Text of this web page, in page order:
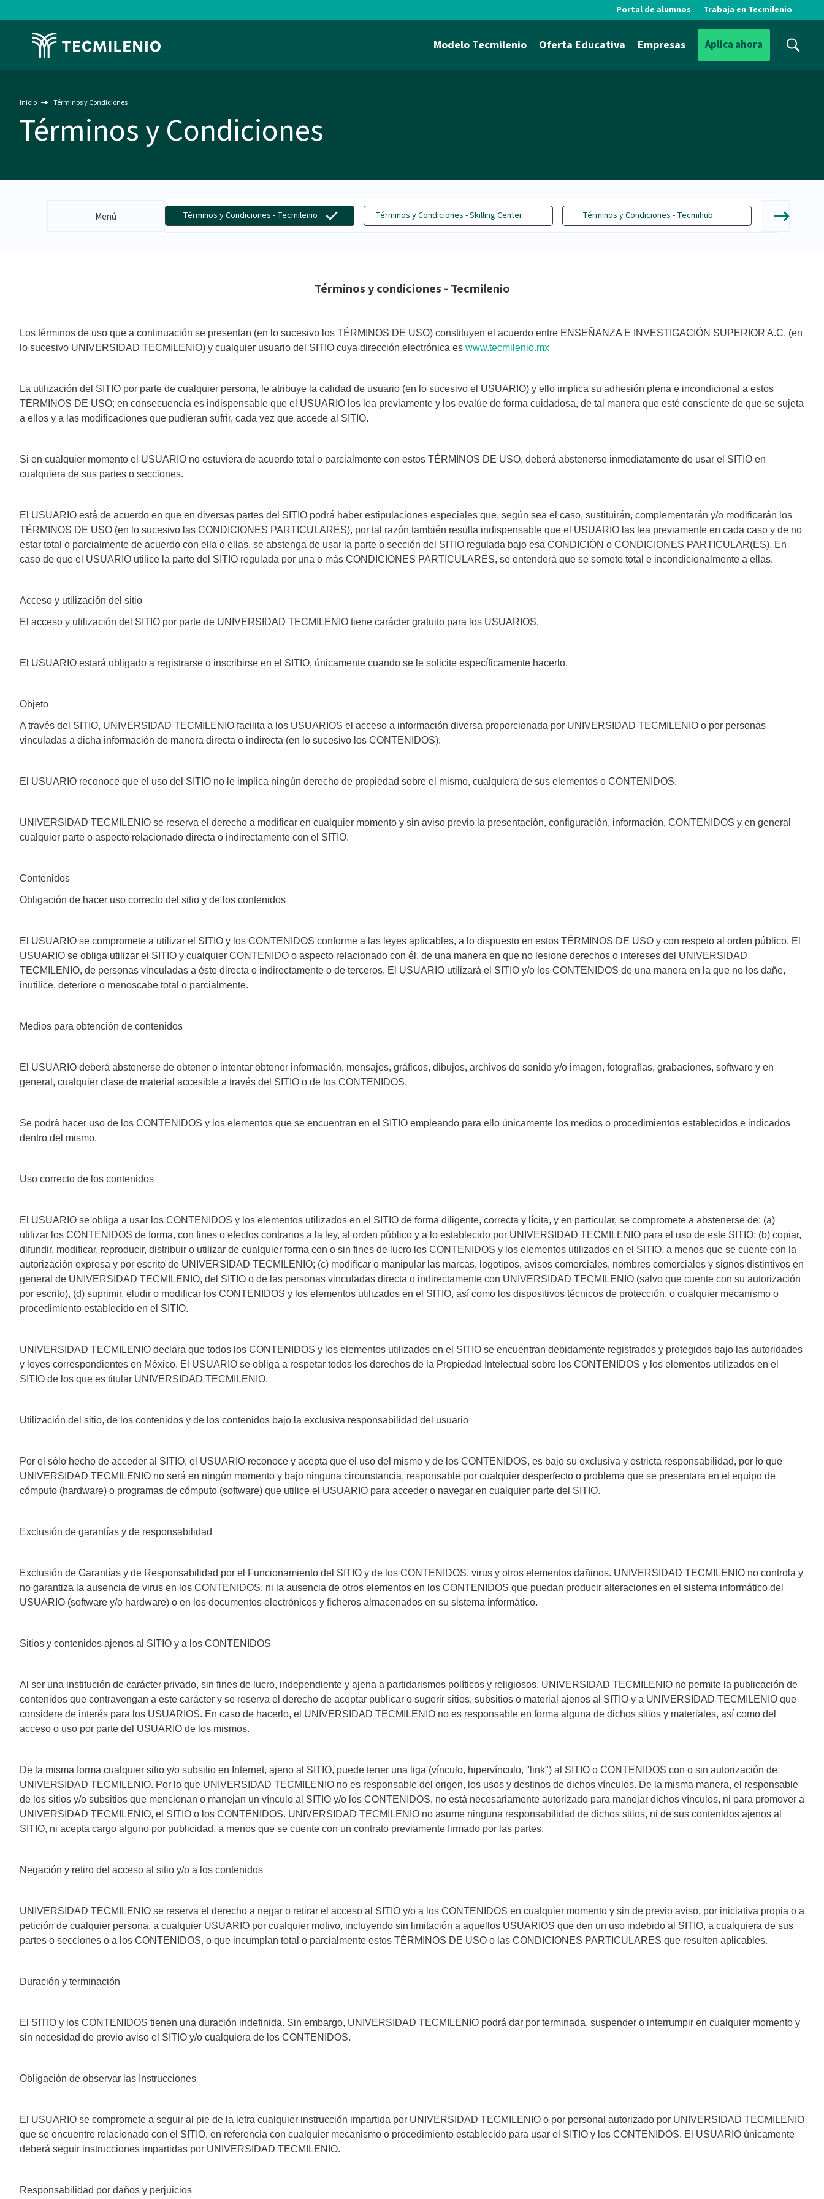
al
contenido
Portal de alumnos Trabaja en Tecmilenio
Image Modelo Tecmilenio Oferta Educativa Empresas Aplica ahora
Inicio Términos y Condiciones
Términos y Condiciones
Menú Términos y Condiciones - Tecmilenio Términos y Condiciones - Skilling Center Términos y Condiciones - Tecmihub
Términos y condiciones - Tecmilenio
Los términos de uso que a continuación se presentan (en lo sucesivo los TÉRMINOS DE USO) constituyen el acuerdo entre ENSEÑANZA E INVESTIGACIÓN SUPERIOR A.C. (en
lo sucesivo UNIVERSIDAD TECMILENIO) y cualquier usuario del SITIO cuya dirección electrónica es www.tecmilenio.mx
La utilización del SITIO por parte de cualquier persona, le atribuye la calidad de usuario (en lo sucesivo el USUARIO) y ello implica su adhesión plena e incondicional a estos
TÉRMINOS DE USO; en consecuencia es indispensable que el USUARIO los lea previamente y los evalúe de forma cuidadosa, de tal manera que esté consciente de que se sujeta
a ellos y a las modificaciones que pudieran sufrir, cada vez que accede al SITIO.
Si en cualquier momento el USUARIO no estuviera de acuerdo total o parcialmente con estos TÉRMINOS DE USO, deberá abstenerse inmediatamente de usar el SITIO en
cualquiera de sus partes o secciones.
El USUARIO está de acuerdo en que en diversas partes del SITIO podrá haber estipulaciones especiales que, según sea el caso, sustituirán, complementarán y/o modificarán los
TÉRMINOS DE USO (en lo sucesivo las CONDICIONES PARTICULARES), por tal razón también resulta indispensable que el USUARIO las lea previamente en cada caso y de no
estar total o parcialmente de acuerdo con ella o ellas, se abstenga de usar la parte o sección del SITIO regulada bajo esa CONDICIÓN o CONDICIONES PARTICULAR(ES). En
caso de que el USUARIO utilice la parte del SITIO regulada por una o más CONDICIONES PARTICULARES, se entenderá que se somete total e incondicionalmente a ellas.
Acceso y utilización del sitio
El acceso y utilización del SITIO por parte de UNIVERSIDAD TECMILENIO tiene carácter gratuito para los USUARIOS.
El USUARIO estará obligado a registrarse o inscribirse en el SITIO, únicamente cuando se le solicite específicamente hacerlo.
Objeto
A través del SITIO, UNIVERSIDAD TECMILENIO facilita a los USUARIOS el acceso a información diversa proporcionada por UNIVERSIDAD TECMILENIO o por personas
vinculadas a dicha información de manera directa o indirecta (en lo sucesivo los CONTENIDOS).
El USUARIO reconoce que el uso del SITIO no le implica ningún derecho de propiedad sobre el mismo, cualquiera de sus elementos o CONTENIDOS.
UNIVERSIDAD TECMILENIO se reserva el derecho a modificar en cualquier momento y sin aviso previo la presentación, configuración, información, CONTENIDOS y en general
cualquier parte o aspecto relacionado directa o indirectamente con el SITIO.
Contenidos
Obligación de hacer uso correcto del sitio y de los contenidos
El USUARIO se compromete a utilizar el SITIO y los CONTENIDOS conforme a las leyes aplicables, a lo dispuesto en estos TÉRMINOS DE USO y con respeto al orden público. El
USUARIO se obliga utilizar el SITIO y cualquier CONTENIDO o aspecto relacionado con él, de una manera en que no lesione derechos o intereses del UNIVERSIDAD
TECMILENIO, de personas vinculadas a éste directa o indirectamente o de terceros. El USUARIO utilizará el SITIO y/o los CONTENIDOS de una manera en la que no los dañe,
inutilice, deteriore o menoscabe total o parcialmente.
Medios para obtención de contenidos
El USUARIO deberá abstenerse de obtener o intentar obtener información, mensajes, gráficos, dibujos, archivos de sonido y/o imagen, fotografías, grabaciones, software y en
general, cualquier clase de material accesible a través del SITIO o de los CONTENIDOS.
Se podrá hacer uso de los CONTENIDOS y los elementos que se encuentran en el SITIO empleando para ello únicamente los medios o procedimientos establecidos e indicados
dentro del mismo.
Uso correcto de los contenidos
El USUARIO se obliga a usar los CONTENIDOS y los elementos utilizados en el SITIO de forma diligente, correcta y lícita, y en particular, se compromete a abstenerse de: (a)
utilizar los CONTENIDOS de forma, con fines o efectos contrarios a la ley, al orden público y a lo establecido por UNIVERSIDAD TECMILENIO para el uso de este SITIO; (b) copiar,
difundir, modificar, reproducir, distribuir o utilizar de cualquier forma con o sin fines de lucro los CONTENIDOS y los elementos utilizados en el SITIO, a menos que se cuente con la
autorización expresa y por escrito de UNIVERSIDAD TECMILENIO; (c) modificar o manipular las marcas, logotipos, avisos comerciales, nombres comerciales y signos distintivos en
general de UNIVERSIDAD TECMILENIO, del SITIO o de las personas vinculadas directa o indirectamente con UNIVERSIDAD TECMILENIO (salvo que cuente con su autorización
por escrito), (d) suprimir, eludir o modificar los CONTENIDOS y los elementos utilizados en el SITIO, así como los dispositivos técnicos de protección, o cualquier mecanismo o
procedimiento establecido en el SITIO.
UNIVERSIDAD TECMILENIO declara que todos los CONTENIDOS y los elementos utilizados en el SITIO se encuentran debidamente registrados y protegidos bajo las autoridades
y leyes correspondientes en México. El USUARIO se obliga a respetar todos los derechos de la Propiedad Intelectual sobre los CONTENIDOS y los elementos utilizados en el
SITIO de los que es titular UNIVERSIDAD TECMILENIO.
Utilización del sitio, de los contenidos y de los contenidos bajo la exclusiva responsabilidad del usuario
Por el sólo hecho de acceder al SITIO, el USUARIO reconoce y acepta que el uso del mismo y de los CONTENIDOS, es bajo su exclusiva y estricta responsabilidad, por lo que
UNIVERSIDAD TECMILENIO no será en ningún momento y bajo ninguna circunstancia, responsable por cualquier desperfecto o problema que se presentara en el equipo de
cómputo (hardware) o programas de cómputo (software) que utilice el USUARIO para acceder o navegar en cualquier parte del SITIO.
Exclusión de garantías y de responsabilidad
Exclusión de Garantías y de Responsabilidad por el Funcionamiento del SITIO y de los CONTENIDOS, virus y otros elementos dañinos. UNIVERSIDAD TECMILENIO no controla y
no garantiza la ausencia de virus en los CONTENIDOS, ni la ausencia de otros elementos en los CONTENIDOS que puedan producir alteraciones en el sistema informático del
USUARIO (software y/o hardware) o en los documentos electrónicos y ficheros almacenados en su sistema informático.
Sitios y contenidos ajenos al SITIO y a los CONTENIDOS
Al ser una institución de carácter privado, sin fines de lucro, independiente y ajena a partidarismos políticos y religiosos, UNIVERSIDAD TECMILENIO no permite la publicación de
contenidos que contravengan a este carácter y se reserva el derecho de aceptar publicar o sugerir sitios, subsitios o material ajenos al SITIO y a UNIVERSIDAD TECMILENIO que
considere de interés para los USUARIOS. En caso de hacerlo, el UNIVERSIDAD TECMILENIO no es responsable en forma alguna de dichos sitios y materiales, así como del
acceso o uso por parte del USUARIO de los mismos.
De la misma forma cualquier sitio y/o subsitio en Internet, ajeno al SITIO, puede tener una liga (vínculo, hipervínculo, "link") al SITIO o CONTENIDOS con o sin autorización de
UNIVERSIDAD TECMILENIO. Por lo que UNIVERSIDAD TECMILENIO no es responsable del origen, los usos y destinos de dichos vínculos. De la misma manera, el responsable
de los sitios y/o subsitios que mencionan o manejan un vínculo al SITIO y/o los CONTENIDOS, no está necesariamente autorizado para manejar dichos vínculos, ni para promover a
UNIVERSIDAD TECMILENIO, el SITIO o los CONTENIDOS. UNIVERSIDAD TECMILENIO no asume ninguna responsabilidad de dichos sitios, ni de sus contenidos ajenos al
SITIO, ni acepta cargo alguno por publicidad, a menos que se cuente con un contrato previamente firmado por las partes.
Negación y retiro del acceso al sitio y/o a los contenidos
UNIVERSIDAD TECMILENIO se reserva el derecho a negar o retirar el acceso al SITIO y/o a los CONTENIDOS en cualquier momento y sin de previo aviso, por iniciativa propia o a
petición de cualquier persona, a cualquier USUARIO por cualquier motivo, incluyendo sin limitación a aquellos USUARIOS que den un uso indebido al SITIO, a cualquiera de sus
partes o secciones o a los CONTENIDOS, o que incumplan total o parcialmente estos TÉRMINOS DE USO o las CONDICIONES PARTICULARES que resulten aplicables.
Duración y terminación
El SITIO y los CONTENIDOS tienen una duración indefinida. Sin embargo, UNIVERSIDAD TECMILENIO podrá dar por terminada, suspender o interrumpir en cualquier momento y
sin necesidad de previo aviso el SITIO y/o cualquiera de los CONTENIDOS.
Obligación de observar las Instrucciones
El USUARIO se compromete a seguir al pie de la letra cualquier instrucción impartida por UNIVERSIDAD TECMILENIO o por personal autorizado por UNIVERSIDAD TECMILENIO
que se encuentre relacionado con el SITIO, en referencia con cualquier mecanismo o procedimiento establecido para usar el SITIO y los CONTENIDOS. El USUARIO únicamente
deberá seguir instrucciones impartidas por UNIVERSIDAD TECMILENIO.
Responsabilidad por daños y perjuicios